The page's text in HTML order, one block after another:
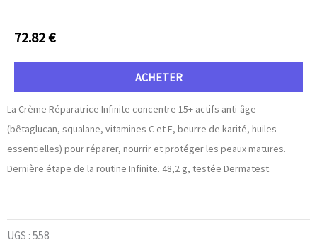
72.82€
ACHETER
La Crème Réparatrice Infinite concentre 15+ actifs anti-âge
(bêtaglucan, squalane, vitamines C et E, beurre de karité, huiles
essentielles) pour réparer, nourrir et protéger les peaux matures.
Dernière étape de la routine Infinite. 48,2 g, testée Dermatest.
UGS : 558